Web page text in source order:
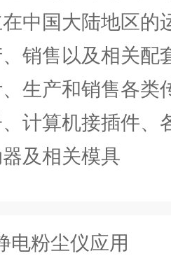
中国大陆地区的
销售以及相关配
生产和销售各类
计算机接插件、
及相关模具
电粉尘仪应用